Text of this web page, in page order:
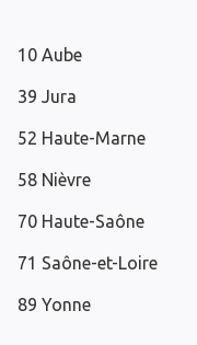
10 Aube
39 Jura
52 Haute-Marne
58 Nièvre
70 Haute-Saône
71 Saône-et-Loire
89 Yonne